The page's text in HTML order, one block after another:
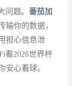
题。 番茄加
输你的数据，
担心信息泄
看2026世界杯
安心看球。